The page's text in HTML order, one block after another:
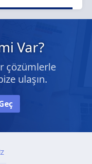
Var?
çözümlerle
ulaşın.